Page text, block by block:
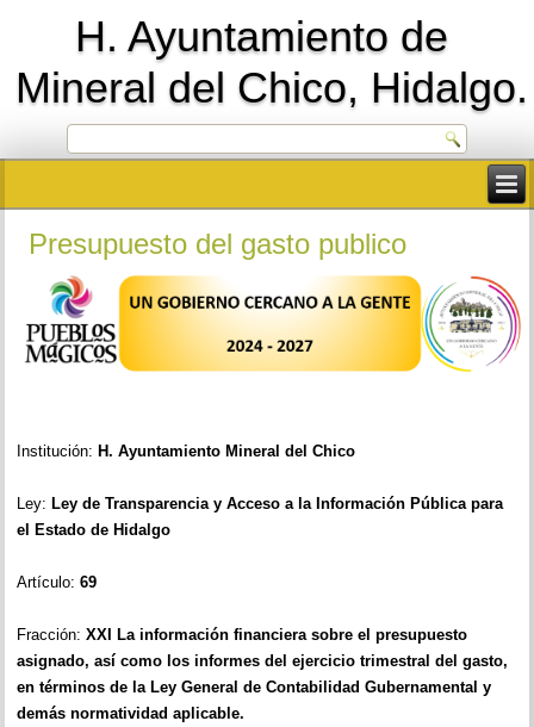
H. Ayuntamiento de
Mineral del Chico, Hidalgo.
Presupuesto del gasto publico
Institución: H. Ayuntamiento Mineral del Chico
Ley: Ley de Transparencia y Acceso a la Información Pública para
el Estado de Hidalgo
Artículo:69
Fracción:XXI
La información financiera sobre el presupuesto
asignado, así como los informes del ejercicio trimestral del gasto,
en términos de la Ley General de Contabilidad Gubernamental y
demás normatividad aplicable.